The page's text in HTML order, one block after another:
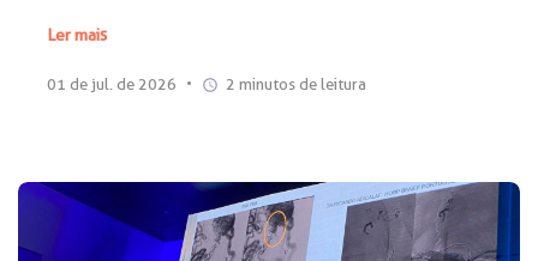
Ler mais
01 de jul. de 2026 • 2 minutos de leitura